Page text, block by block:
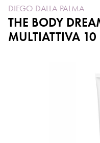
DIEGO DALLA PALMA
THE BODY
MULTIATTIVA